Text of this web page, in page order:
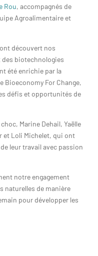
Rou, accompagnés de
Agroalimentaire et
découvert nos
des biotechnologies
été enrichie par la
Bioeconomy For Change,
défis et opportunités de
Marine Dehail, Yaëlle
et Loli Michelet, qui ont
leur travail avec passion
notre engagement
naturelles de manière
pour développer les